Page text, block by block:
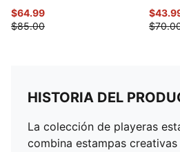
$64.99
$85.00
HISTORIA DEL
La colección de playeras
combina estampas